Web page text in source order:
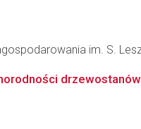
im. S.